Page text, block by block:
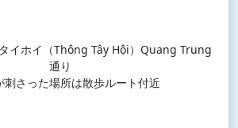
イホイ（Thông Tây Hội）Quang Trung
通り
刺さった場所は散歩ルート付近